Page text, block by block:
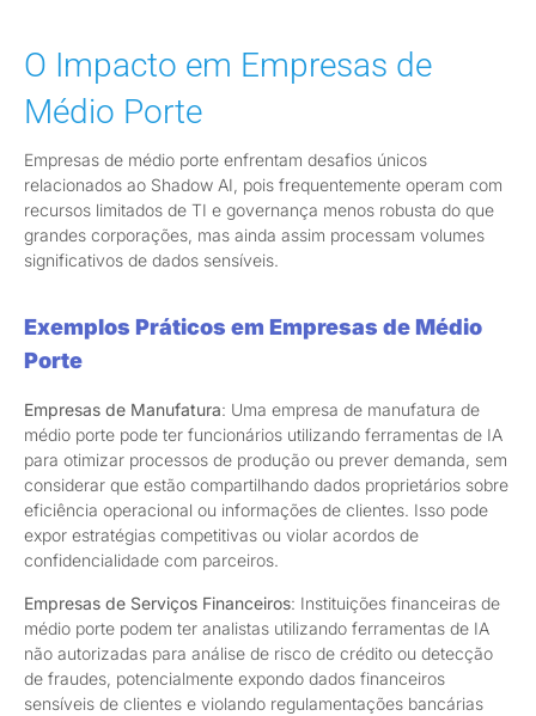
O Impacto em Empresas de
Médio Porte
Empresas de médio porte enfrentam desafios únicos
relacionados ao Shadow AI, pois frequentemente operam com
recursos limitados de TI e governança menos robusta do que
grandes corporações, mas ainda assim processam volumes
significativos de dados sensíveis.
Exemplos Práticos em Empresas de Médio
Porte
Empresas de Manufatura: Uma empresa de manufatura de
médio porte pode ter funcionários utilizando ferramentas de IA
para otimizar processos de produção ou prever demanda, sem
considerar que estão compartilhando dados proprietários sobre
eficiência operacional ou informações de clientes. Isso pode
expor estratégias competitivas ou violar acordos de
confidencialidade com parceiros.
Empresas de Serviços Financeiros: Instituições financeiras de
médio porte podem ter analistas utilizando ferramentas de IA
não autorizadas para análise de risco de crédito ou detecção
de fraudes, potencialmente expondo dados financeiros
sensíveis de clientes e violando regulamentações bancárias